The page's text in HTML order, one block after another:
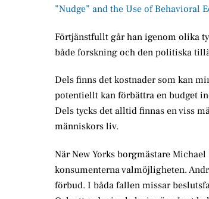
”Nudge” and the Use of Behavioral
Förtjänstfullt går han igenom olika
både forskning och den politiska
Dels finns det kostnader som kan
potentiellt kan förbättra en budget
Dels tycks det alltid finnas en viss
människors liv.
När New Yorks borgmästare
konsumenterna valmöjligheten.
förbud. I båda fallen missar